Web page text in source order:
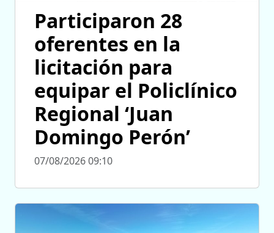
Participaron 28
oferentes en la
licitación para
equipar el Policlínico
Regional ‘Juan
Domingo Perón’
07/08/2026 09:10